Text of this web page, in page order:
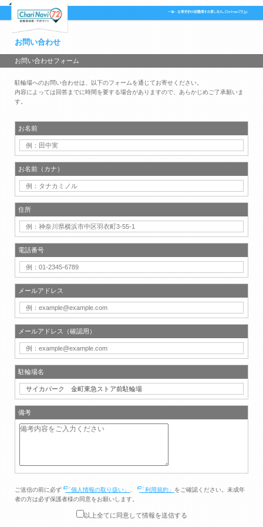
お問い合わせ
お問い合わせフォーム
駐輪場へのお問い合わせは、以下のフォームを通じてお寄せください。
内容によっては回答までに時間を要する場合がありますので、あらかじめご了承願いま
す。
お名前
お名前（カナ）
住所
電話番号
メールアドレス
メールアドレス（確認用）
駐輪場名
備考
ご送信の前に必ず 「個人情報の取り扱い」 「利用規約」 をご確認ください。未成年
者の方は必ず保護者様の同意をお願いします。
以上全てに同意して情報を送信する